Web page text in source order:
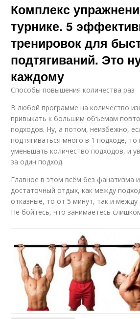
Комплекс
турнике. 5
тренировок для
подтягиваний. Это
каждому
Способы повышения количества раз
В любой программе на количество
привыкать к большим объемам
подходов. Ну, а потом, неизбежно,
подтягиваться много в 1 подходе,
уменьшать количество подходов, и
за один подход.
Главное в этом всём без фанатизма
достаточный отдых, как между
отказные, то от 5 минут, так и между
Не бойтесь, что занимаетесь